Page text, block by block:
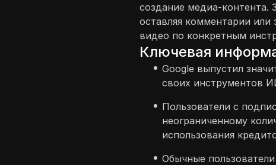
создание медиа-контента.
оставляя комментарии
видео по конкретным
Ключевая
Google выпустил
своих инструментов
Пользователи с
неограниченному
использования
Обычные